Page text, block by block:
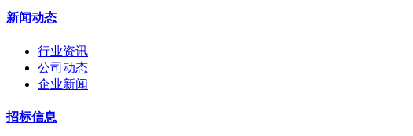
新闻动态
行业资讯
公司动态
企业新闻
招标信息